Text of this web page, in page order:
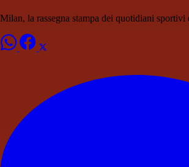
Milan, la rassegna stampa dei quotidiani